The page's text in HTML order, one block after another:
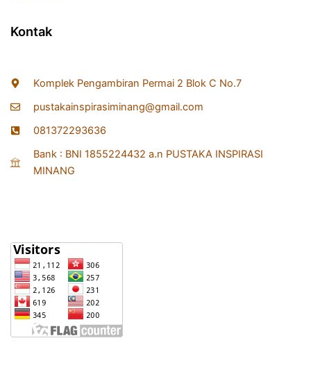
Kontak
Komplek Pengambiran Permai 2 Blok C No.7
pustakainspirasiminang@gmail.com
081372293636
Bank : BNI 1855224432 a.n PUSTAKA INSPIRASI
MINANG